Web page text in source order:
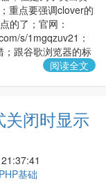
重点要强调clover的
的了；官网：
s/1mgqzuv21：
跟谷歌浏览器的标
阅读全文
闭时显示
PHP基础